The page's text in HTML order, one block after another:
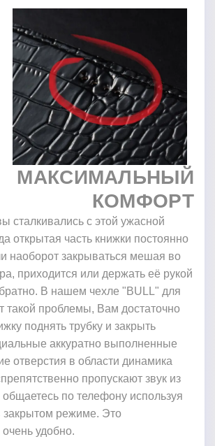
МАКСИМАЛЬНЫЙ
КОМФОРТ
сталкивались с этой ужасной
открытая часть книжки постоянно
наоборот закрываться мешая во
приходится или держать её рукой
В нашем чехле "BULL" для
такой проблемы, Вам достаточно
поднять трубку и закрыть
аккуратно выполненные
отверстия в области динамика
пропускают звук из
по телефону используя
закрытом режиме. Это
удобно.